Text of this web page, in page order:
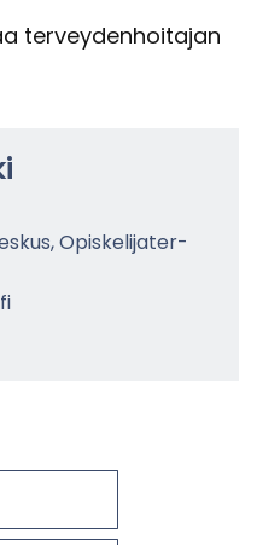
ter­vey­den­hoi­ta­jan
Opis­ke­li­ja­ter­